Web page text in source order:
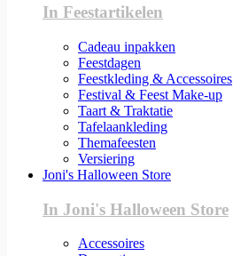
In Feestartikelen
Cadeau inpakken
Feestdagen
Feestkleding & Accessoires
Festival & Feest Make-up
Taart & Traktatie
Tafelaankleding
Themafeesten
Versiering
Joni's Halloween Store
In Joni's Halloween Store
Accessoires